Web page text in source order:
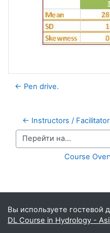
← Pen drive.
← Instructors /
Перейти на...
Course
Дополнительные
Вы используете гостевой
DL Course in Hydrology -